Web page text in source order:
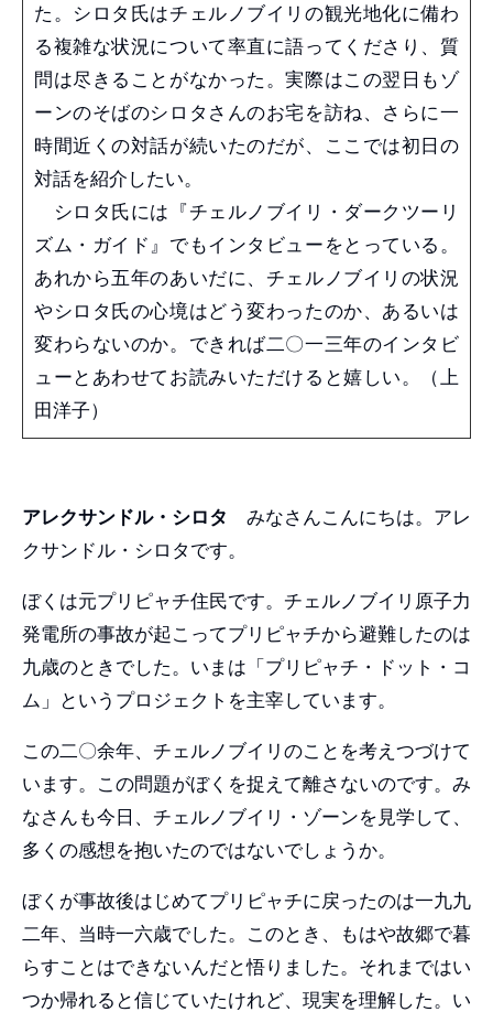
た。シロタ氏はチェルノブイリの観光地化に備わ
る複雑な状況について率直に語ってくださり、質
問は尽きることがなかった。実際はこの翌日もゾ
ーンのそばのシロタさんのお宅を訪ね、さらに一
時間近くの対話が続いたのだが、ここでは初日の
対話を紹介したい。
シロタ氏には『チェルノブイリ・ダークツーリ
ズム・ガイド』でもインタビューをとっている。
あれから五年のあいだに、チェルノブイリの状況
やシロタ氏の心境はどう変わったのか、あるいは
変わらないのか。できれば二〇一三年のインタビ
ューとあわせてお読みいただけると嬉しい。（上
田洋子）
アレクサンドル・シロタ みなさんこんにちは。アレ
クサンドル・シロタです。
ぼくは元プリピャチ住民です。チェルノブイリ原子力
発電所の事故が起こってプリピャチから避難したのは
九歳のときでした。いまは「プリピャチ・ドット・コ
ム」というプロジェクトを主宰しています。
この二〇余年、チェルノブイリのことを考えつづけて
います。この問題がぼくを捉えて離さないのです。み
なさんも今日、チェルノブイリ・ゾーンを見学して、
多くの感想を抱いたのではないでしょうか。
ぼくが事故後はじめてプリピャチに戻ったのは一九九
二年、当時一六歳でした。このとき、もはや故郷で暮
らすことはできないんだと悟りました。それまではい
つか帰れると信じていたけれど、現実を理解した。い